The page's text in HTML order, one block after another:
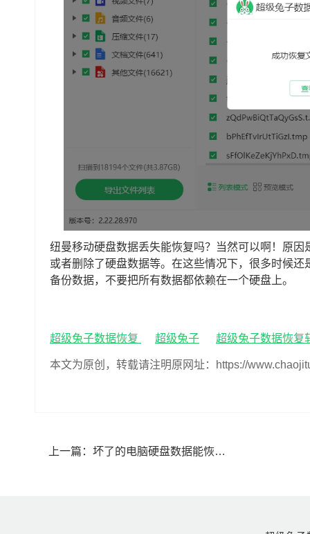
纽曼移动硬盘数据丢失能恢复吗？当然可以啊！原
或者删除了硬盘数据等。在这些情况下，很多时候
备份数据，不要把所有数据都依赖在一个硬盘上。
超级兔子数据恢复 超级兔子 超级兔子数据恢复
本文为原创，转载请注明原网址：https://
上一篇： 坏了的电脑硬盘数据能恢复吗(坏了的电脑硬盘怎么恢复数据)